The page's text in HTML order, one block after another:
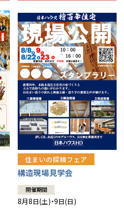
住まいの探検フェア
構造現場見学会
開催期間
8月8日(土)・9日(日)